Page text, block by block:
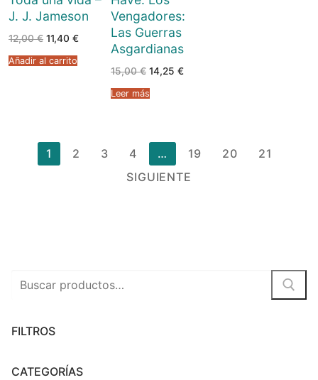
J. J. Jameson
12,00€ El
precio
original
era:
11,40 €El
11,40 €.
Añadir al carrito
Vengadores:
Las Guerras
Asgardianas
15,00€ El
precio
original
era:
14,25 €El
Leer más
Paginación
1 2 3 4 … 19 20
21
SIGUIENTE
Buscar
FILTROS
CATEGORÍAS